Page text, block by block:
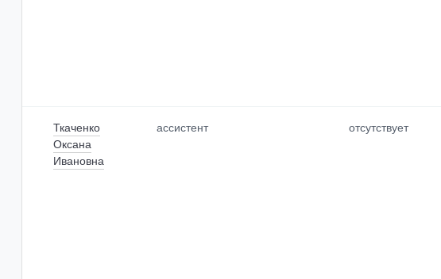
Ткаченко
Оксана
Ивановна
ассистент отсутствует